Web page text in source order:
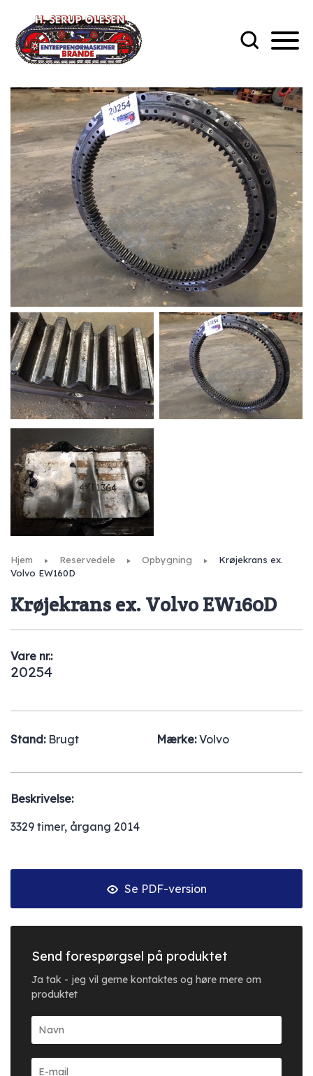
Hjem Reservedele Opbygning
Krøjekrans ex.
Volvo EW160D
Krøjekrans ex. Volvo EW160D
Vare nr.:
20254
Stand: Brugt Mærke:Volvo
Beskrivelse:
3329 timer, årgang 2014
Se PDF-version
Send forespørgsel på produktet
Ja tak - jeg vil gerne kontaktes og høre mere om
produktet